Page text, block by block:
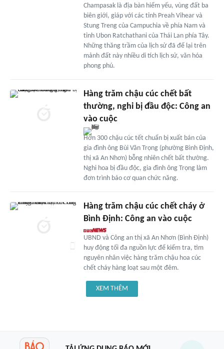
Champasak là địa bàn hiểm yếu, vùng đất ba
biên giới, giáp với các tỉnh Preah Vihear và
Stung Treng của Campuchia về phía Nam và
tỉnh Ubon Ratchathani của Thái Lan phía Tây.
Những thăng trầm của lịch sử đã để lại trên
mảnh đất này nhiều di tích lịch sử, văn hóa
phong phú.
Hàng trăm chậu cúc chết bất
thường, nghi bị đầu độc: Công an
vào cuộc
Hơn 300 chậu cúc tết chuẩn bị xuất bán của
gia đình ông Bùi Văn Trọng (phường Bình Định,
thị xã An Nhơn) bỗng nhiên chết bất thường.
Nghi hoa bị đầu độc, gia đình ông Trọng làm
đơn trình báo cơ quan chức năng.
Hàng trăm chậu cúc chết cháy ở
Bình Định: Công an vào cuộc
UBND và Công an thị xã An Nhơn (Bình Định)
huy động tối đa nguồn lực để kiểm tra, tìm
nguyên nhân việc hàng trăm chậu hoa cúc
chết cháy hàng loạt sau một đêm.
XEM THÊM